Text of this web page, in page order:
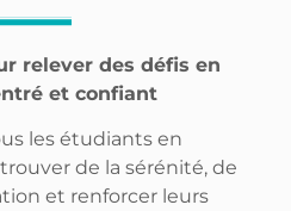
relever des défis en
et confiant
les étudiants en
de la sérénité, de
et renforcer leurs